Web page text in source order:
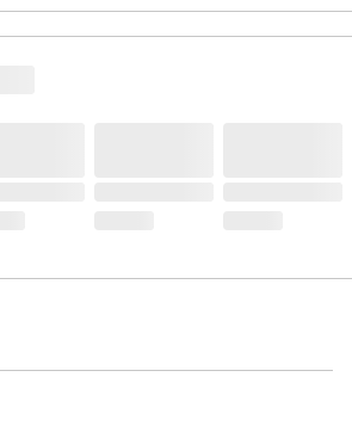
モリブデンバナジウム鋼（1.5～6mm）、ク
ロムバナジウム鋼(8～10mm)